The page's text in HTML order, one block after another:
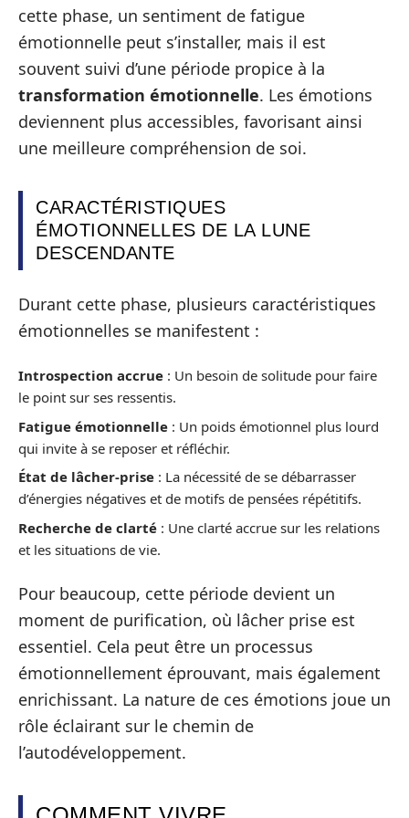
cette phase, un sentiment de fatigue
émotionnelle peut s’installer, mais il est
souvent suivi d’une période propice à la
transformation émotionnelle. Les émotions
deviennent plus accessibles, favorisant ainsi
une meilleure compréhension de soi.
CARACTÉRISTIQUES
ÉMOTIONNELLES DE LA LUNE
DESCENDANTE
Durant cette phase, plusieurs caractéristiques
émotionnelles se manifestent :
Introspection accrue : Un besoin de solitude pour faire
le point sur ses ressentis.
Fatigue émotionnelle : Un poids émotionnel plus lourd
qui invite à se reposer et réfléchir.
État de lâcher-prise : La nécessité de se débarrasser
d’énergies négatives et de motifs de pensées répétitifs.
Recherche de clarté : Une clarté accrue sur les relations
et les situations de vie.
Pour beaucoup, cette période devient un
moment de purification, où lâcher prise est
essentiel. Cela peut être un processus
émotionnellement éprouvant, mais également
enrichissant. La nature de ces émotions joue un
rôle éclairant sur le chemin de
l’autodéveloppement.